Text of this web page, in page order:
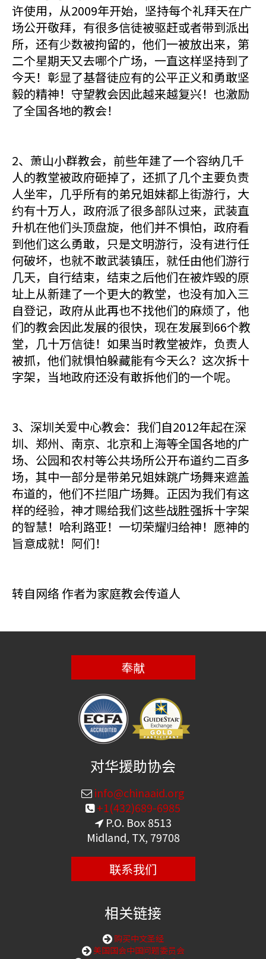
许使用，从2009年开始，坚持每个礼拜天在广
场公开敬拜，有很多信徒被驱赶或者带到派出
所，还有少数被拘留的，他们一被放出来，第
二个星期天又去哪个广场，一直这样坚持到了
今天！彰显了基督徒应有的公平正义和勇敢坚
毅的精神！守望教会因此越来越复兴！也激励
了全国各地的教会！
2、萧山小群教会，前些年建了一个容纳几千
人的教堂被政府砸掉了，还抓了几个主要负责
人坐牢，几乎所有的弟兄姐妹都上街游行，大
约有十万人，政府派了很多部队过来，武装直
升机在他们头顶盘旋，他们并不惧怕，政府看
到他们这么勇敢，只是文明游行，没有进行任
何破坏，也就不敢武装镇压，就任由他们游行
几天，自行结束，结束之后他们在被炸毁的原
址上从新建了一个更大的教堂，也没有加入三
自登记，政府从此再也不找他们的麻烦了，他
们的教会因此发展的很快，现在发展到66个教
堂，几十万信徒！如果当时教堂被炸，负责人
被抓，他们就惧怕躲藏能有今天么？这次拆十
字架，当地政府还没有敢拆他们的一个呢。
3、深圳关爱中心教会：我们自2012年起在深
圳、郑州、南京、北京和上海等全国各地的广
场、公园和农村等公共场所公开布道约二百多
场，其中一部分是带弟兄姐妹跳广场舞来遮盖
布道的，他们不拦阻广场舞。正因为我们有这
样的经验，神才赐给我们这些战胜强拆十字架
的智慧！哈利路亚！一切荣耀归给神！愿神的
旨意成就！阿们！
转自网络 作者为家庭教会传道人
奉献
对华援助协会
info@chinaaid.org
+1(432)689-6985
P.O. Box 8513
Midland, TX, 79708
联系我们
相关链接
购买中文圣经
美国国会中国问题委员会